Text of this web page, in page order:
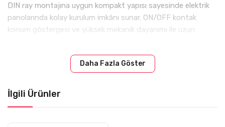
DIN ray montajına uygun kompakt yapısı sayesinde elektrik
panolarında kolay kurulum imkânı sunar. ON/OFF kontak
konum göstergesi ve yüksek mekanik dayanımı ile uzun
Teknik Özellikler
Ürün Kodu: 2CDS213001R0634
Model: SH203-C63
Daha Fazla Göster
İlgili Ürünler